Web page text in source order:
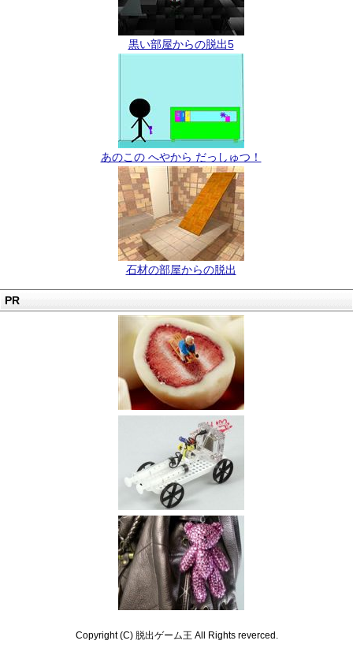
黒い部屋からの脱出5
あのこの へやから だっしゅつ！
石材の部屋からの脱出
PR
Copyright (C) 脱出ゲーム王 All Rights reverced.